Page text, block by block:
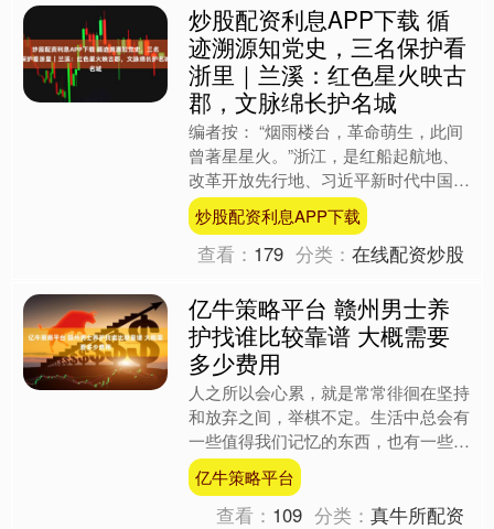
炒股配资利息APP下载 循
迹溯源知党史，三名保护看
浙里｜兰溪：红色星火映古
郡，文脉绵长护名城
编者按： “烟雨楼台，革命萌生，此间
曾著星星火。”浙江，是红船起航地、
改革开放先行地、习近平新时代中国特
色社会主义思想重要萌发地，红色根脉
与历史文脉在此深度交织....
炒股配资利息APP下载
查看： 179 分类：在线配资炒股
亿牛策略平台 赣州男士养
护找谁比较靠谱 大概需要
多少费用
人之所以会心累，就是常常徘徊在坚持
和放弃之间，举棋不定。生活中总会有
一些值得我们记忆的东西，也有一些必
须要放弃的东西。放弃与坚持，是每个
人面对人生问题的一种态度....
亿牛策略平台
查看： 109 分类：真牛所配资